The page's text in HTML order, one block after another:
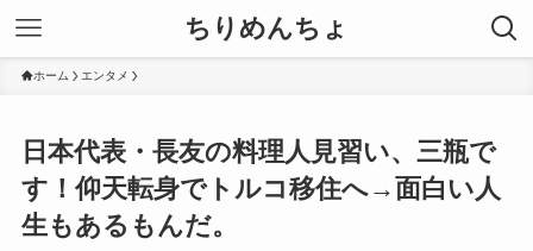
ちりめんちょ
ホーム エンタメ
日本代表・長友の料理人見習い、三瓶で
す！仰天転身でトルコ移住へ→面白い人
生もあるもんだ。